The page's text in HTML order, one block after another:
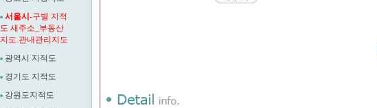
서울시 -구별 지적
도 새주소_부동산
지도.관내관리지도
광역시 지적도
경기도 지적도
강원도지적도